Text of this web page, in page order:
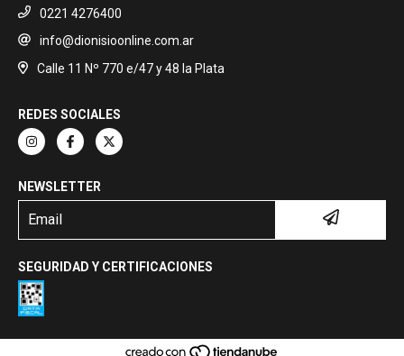
0221 4276400
info@dionisioonline.com.ar
Calle 11 Nº 770 e/47 y 48 la Plata
REDES SOCIALES
NEWSLETTER
SEGURIDAD Y CERTIFICACIONES